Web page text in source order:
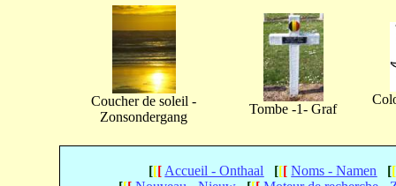
Coucher de soleil -
Zonsondergang
Tombe -1- Graf
[[[ Accueil - Onthaal [[[ Noms - Namen [[